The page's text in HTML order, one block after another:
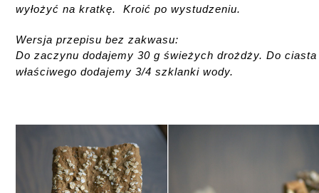
wyłożyć na kratkę. Kroić po wystudzeniu.
Wersja przepisu bez zakwasu:
Do zaczynu dodajemy 30 g świeżych drożdży. Do ciasta
właściwego dodajemy 3/4 szklanki wody.